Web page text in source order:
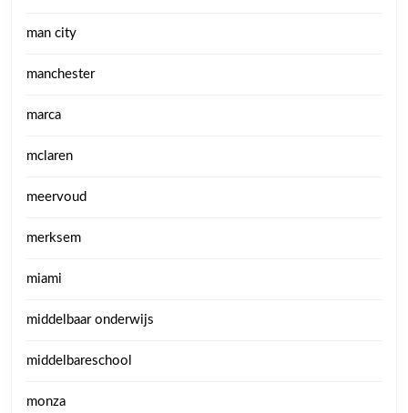
man city
manchester
marca
mclaren
meervoud
merksem
miami
middelbaar onderwijs
middelbareschool
monza